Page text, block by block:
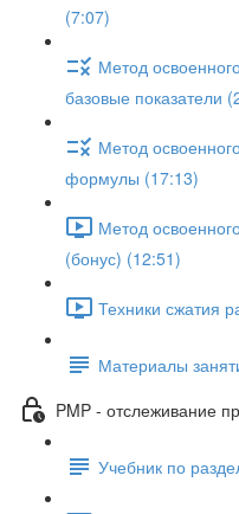
(7:07)
Метод
базовые показатели
Метод
формулы (17:13)
Метод
(бонус) (12:51)
Техники сжатия
Материалы
PMP - отслеживание
Учебник по